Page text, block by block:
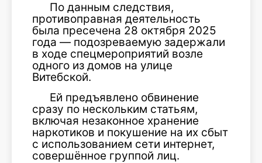
По данным следствия,
противоправная деятельность
была пресечена 28 октября 2025
года — подозреваемую задержали
в ходе спецмероприятий возле
одного из домов на улице
Витебской.
Ей предъявлено обвинение
сразу по нескольким статьям,
включая незаконное хранение
наркотиков и покушение на их сбыт
с использованием сети интернет,
совершённое группой лиц.